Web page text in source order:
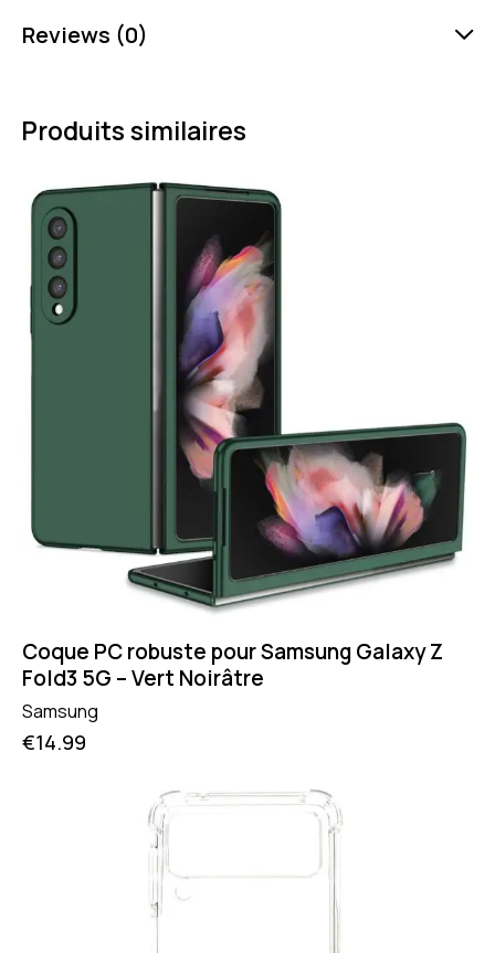
Reviews (0)
Produits similaires
Coque PC robuste pour Samsung Galaxy Z
Fold3 5G – Vert Noirâtre
Samsung
€14.99